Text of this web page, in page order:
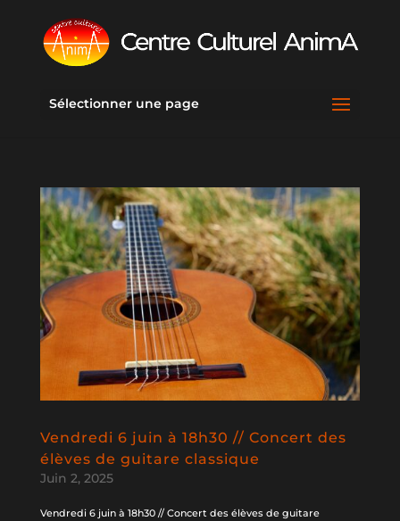
Sélectionner une page
Vendredi 6 juin à 18h30 // Concert des
élèves de guitare classique
Juin 2, 2025
Vendredi 6 juin à 18h30 // Concert des élèves de guitare